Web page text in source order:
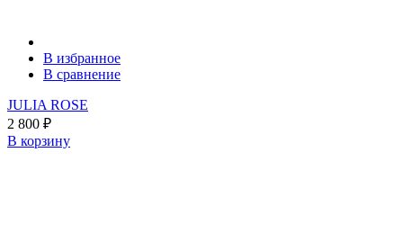
В избранное
В сравнение
JULIA ROSE
2 800 ₽
В корзину